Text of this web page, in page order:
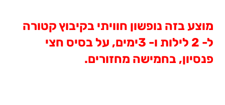
מוצע בזה נופשון חוויתי בקיבוץ קטורה
ל- 2 לילות ו- 3ימים, על בסיס חצי
פנסיון, בחמישה מחזורים.